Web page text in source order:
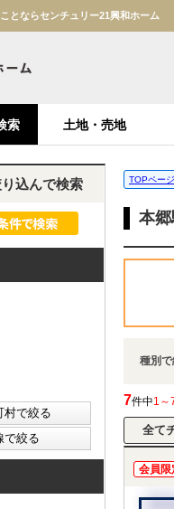
とならセンチュリー21興和ホーム
索 土地・売地
TOPページ
本
種別
7件中1～
会員限
込んで検索